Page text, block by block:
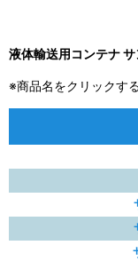
液体輸送用コンテナ
※商品名をクリックす